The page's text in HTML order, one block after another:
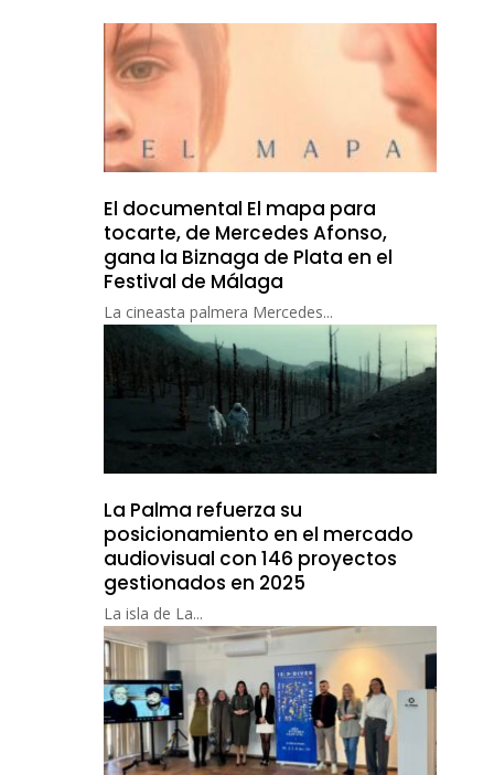
El documental El mapa para
tocarte, de Mercedes Afonso,
gana la Biznaga de Plata en el
Festival de Málaga
La cineasta palmera Mercedes...
La Palma refuerza su
posicionamiento en el mercado
audiovisual con 146 proyectos
gestionados en 2025
La isla de La...